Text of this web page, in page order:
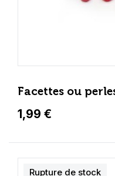
Facettes ou
1,99 €
Rupture de stock